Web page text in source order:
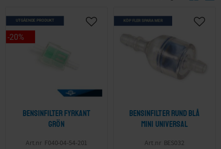
Bensinfilter Fyrkant
grön
F040-04-54-201
20%
UTGÅENDE PRODUKT
Lägg till i önskelista
Bensinfilter Rund blå
Mini Universal
BES032
KÖP FLER SPARA MER
Lägg